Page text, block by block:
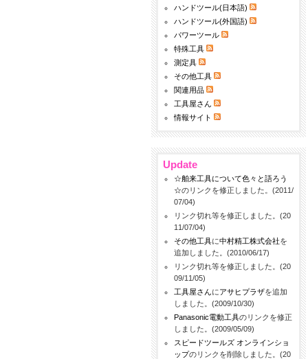
ハンドツール(日本語)
ハンドツール(外国語)
パワーツール
特殊工具
測定具
その他工具
関連用品
工具屋さん
情報サイト
Update
☆舶来工具について色々と語ろう
☆のリンクを修正しました。(2011/
07/04)
リンク切れ等を修正しました。(20
11/07/04)
その他工具に中村精工株式会社を
追加しました。(2010/06/17)
リンク切れ等を修正しました。(20
09/11/05)
工具屋さんにアサヒプラザを追加
しました。(2009/10/30)
Panasonic電動工具のリンクを修正
しました。(2009/05/09)
スピードツールズ オンラインショ
ップのリンクを削除しました。(20